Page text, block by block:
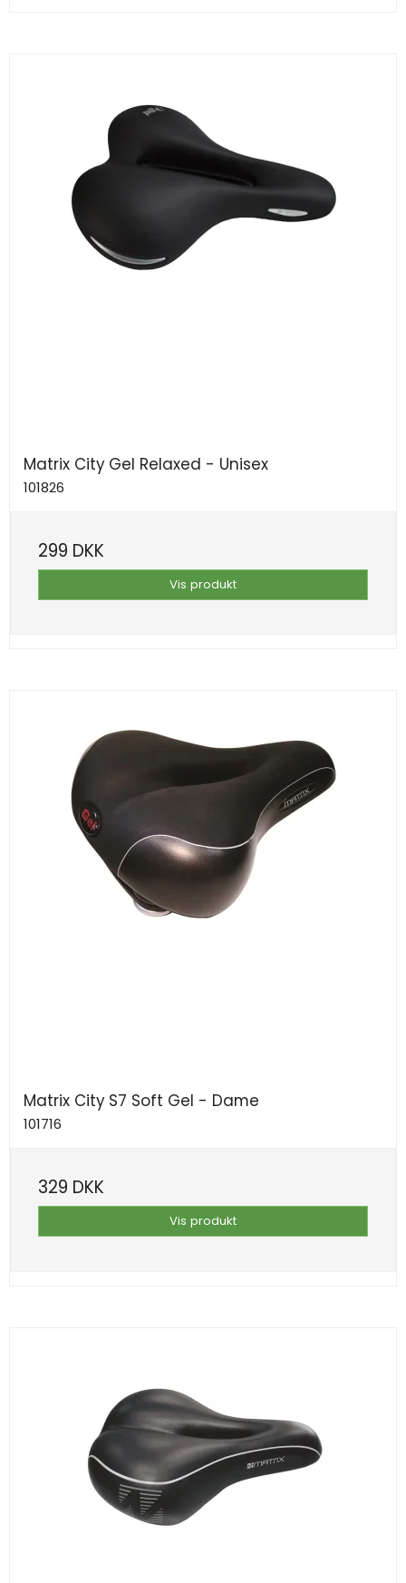
Matrix City Gel Relaxed - Unisex
101826
299 DKK
Vis produkt
Matrix City S7 Soft Gel - Dame
101716
329 DKK
Vis produkt